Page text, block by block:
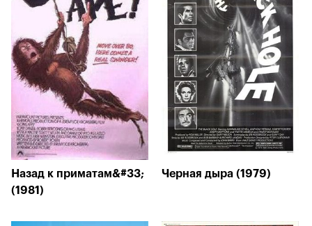
Назад к приматам&#33;
(1981)
Черная дыра (1979)